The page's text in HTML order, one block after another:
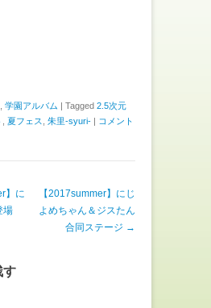
学園アルバム | Tagged 2.5次元
夏フェス 朱里-syuri- | コメント
】に
場
【2017summer】にじ
よめちゃん＆ジスたん
合同ステージ →
す